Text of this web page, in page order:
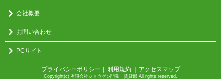
会社概要
お問い合わせ
PCサイト
プライバシーポリシー ｜ 利用規約 ｜アクセスマップ
Copyright(c) 有限会社ジョウゲン開発 賃貸部 All rights reserved.